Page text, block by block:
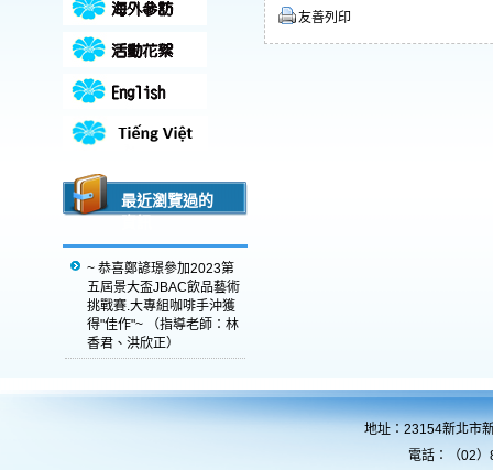
最近瀏覽過的
~ 恭喜鄭諺璟參加2023第
五屆景大盃JBAC飲品藝術
挑戰賽.大專組咖啡手沖獲
得"佳作"~ （指導老師：林
香君、洪欣正）
友善列印
地址：23154新北市
電話：（02